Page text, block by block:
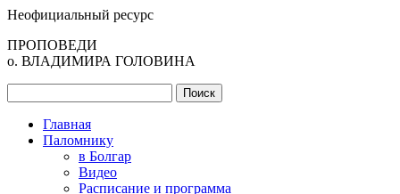
Неофициальный ресурс
ПРОПОВЕДИ
о. ВЛАДИМИРА ГОЛОВИНА
Главная
Паломнику
в Болгар
Видео
Расписание и программа